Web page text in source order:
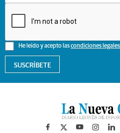
He leído y acepto lascondiciones legales
SUSCRÍBETE